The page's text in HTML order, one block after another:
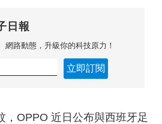
日報
網路動態，升級你的科技原力！
立即訂閱
，OPPO 近日公布與西班牙足